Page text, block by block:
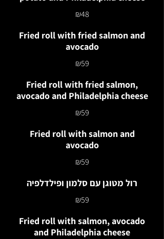
₪48
Fried roll with fried salmon and
avocado
₪59
Fried roll with fried salmon,
avocado and Philadelphia cheese
₪59
Fried roll with salmon and
avocado
₪59
רול מטוגן עם סלמון ופילדלפיה
₪59
Fried roll with salmon, avocado
and Philadelphia cheese